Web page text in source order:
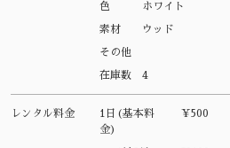
色 ホワイト
素材 ウッド
その他
在庫数 4
レンタル料金
1日(基本料
金)
¥500